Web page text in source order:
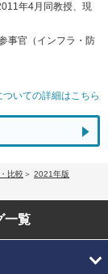
年4月同教授、現
事官（インフラ・防
いての詳細はこちら
比較
2021年版
一覧